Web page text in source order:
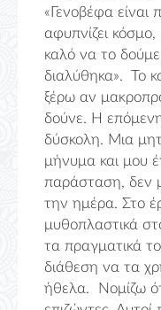
«Γενοβέφα
αφυπνίζει
καλό να το
διαλύθηκα». Το
ξέρω αν
δούνε. Η
δύσκολη. Μια
μήνυμα και μου
παράσταση, δεν
την ημέρα. Στο
μυθοπλαστικά
τα πραγματικά
διάθεση να τα
ήθελα. Νομίζω